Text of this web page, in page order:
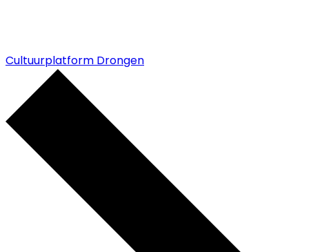
Cultuurplatform Drongen